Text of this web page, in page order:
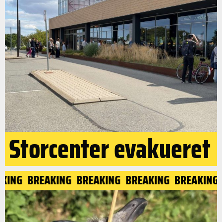
Storcenter evakueret
BREAKING BREAKING BREAKING BREAKING